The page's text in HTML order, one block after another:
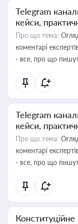
Telegram
кейси,
Про що тема:
коментарі
- все, про що
Telegram
кейси,
Про що тема:
коментарі
- все, про що